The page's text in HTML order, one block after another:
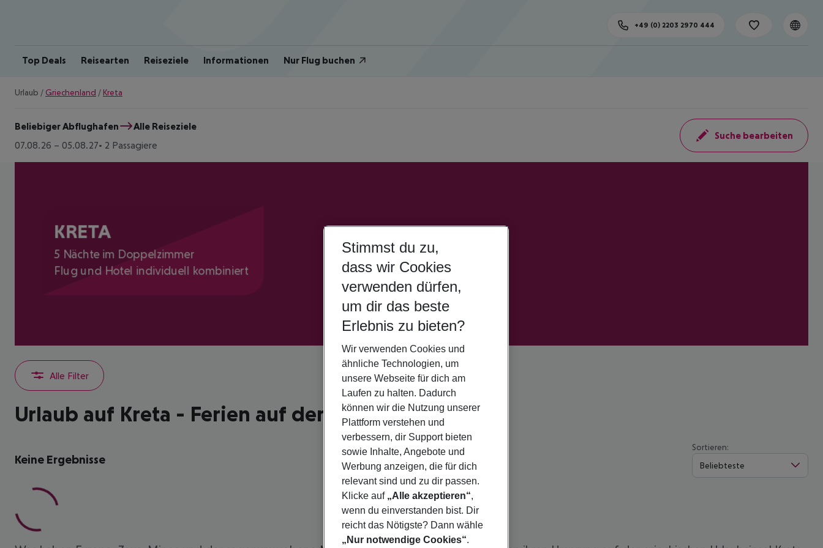
Top Deals Reisearten Reiseziele Informationen Nur Flug buchen
+49 (0) 2203 2970 444
Urlaub / Griechenland / Kreta
Beliebiger Abflughafen
Alle Reiseziele
07.08.26 – 05.08.27 2 Passagiere
Suche bearbeiten
KRETA
5 Nächte im Doppelzimmer
Flug und Hotel individuell kombiniert
Alle Filter
Urlaub auf Kreta - Ferien auf der Mytheninsel
Keine Ergebnisse
Sortieren:
Beliebteste
Stimmst du zu,
dass wir Cookies
verwenden dürfen,
um dir das beste
Erlebnis zu bieten?
Wir verwenden Cookies und
ähnliche Technologien, um
unsere Webseite für dich am
Laufen zu halten. Dadurch
können wir die Nutzung unserer
Plattform verstehen und
verbessern, dir Support bieten
sowie Inhalte, Angebote und
Werbung anzeigen, die für dich
relevant sind und zu dir passen.
Klicke auf „Alle akzeptieren“,
wenn du einverstanden bist. Dir
reicht das Nötigste? Dann wähle
„Nur notwendige Cookies“.